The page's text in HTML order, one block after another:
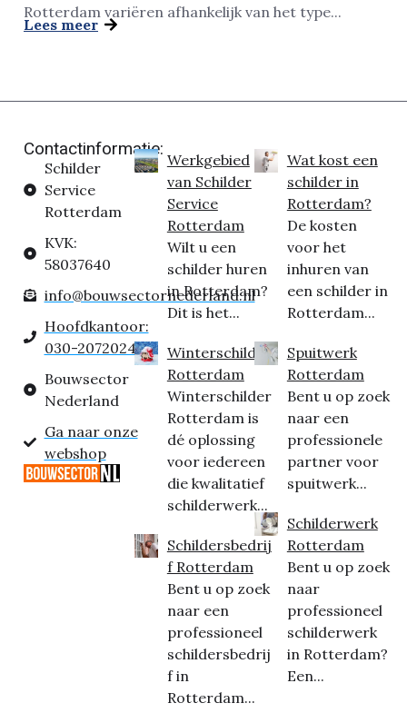
Rotterdam variëren afhankelijk van het type...
Lees meer
Contactinformatie:
Schilder
Service
Rotterdam
KVK:
58037640
info@bouwsectornederland.nl
Hoofdkantoor:
030-2072024
Bouwsector
Nederland
Ga naar onze
webshop
Werkgebied
van Schilder
Service
Rotterdam
Wilt u een
schilder huren
in Rotterdam?
Dit is het...
Winterschilder
Rotterdam
Winterschilder
Rotterdam is
dé oplossing
voor iedereen
die kwalitatief
schilderwerk...
Schildersbedrij
f Rotterdam
Bent u op zoek
naar een
professioneel
schildersbedrij
f in
Rotterdam...
Wat kost een
schilder in
Rotterdam?
De kosten
voor het
inhuren van
een schilder in
Rotterdam...
Spuitwerk
Rotterdam
Bent u op zoek
naar een
professionele
partner voor
spuitwerk...
Schilderwerk
Rotterdam
Bent u op zoek
naar
professioneel
schilderwerk
in Rotterdam?
Een...